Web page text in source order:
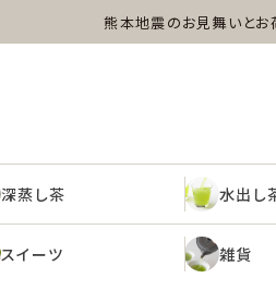
熊本地震のお見舞いとお
水出し
深蒸し茶 水出し
スイーツ 雑貨